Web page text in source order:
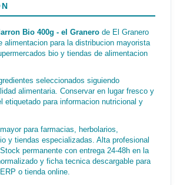
Bio 400g - el Granero de El Granero
alimentacion para la distribucion mayorista
bio y tiendas de alimentacion
seleccionados siguiendo
alimentaria. Conservar en lugar fresco y
etiquetado para informacion nutricional y
para farmacias, herbolarios,
y tiendas especializadas. Alta profesional
permanente con entrega 24-48h en la
y ficha tecnica descargable para
o tienda online.